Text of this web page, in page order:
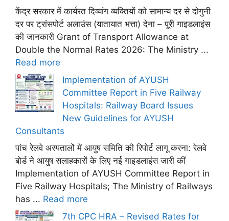
केंद्र सरकार में कार्यरत दिव्यांग व्यक्तियों को सामान्य दर से दोगुनी
दर पर ट्रांसपोर्ट अलाउंस (यातायात भत्ता) देना – पूरी गाइडलाइंस
की जानकारी Grant of Transport Allowance at
Double the Normal Rates 2026: The Ministry ...
Read more
Implementation of AYUSH
Committee Report in Five Railway
Hospitals: Railway Board Issues
New Guidelines for AYUSH
Consultants
पांच रेलवे अस्पतालों में आयुष समिति की रिपोर्ट लागू करना: रेलवे
बोर्ड ने आयुष सलाहकारों के लिए नई गाइडलाइंस जारी कीं
Implementation of AYUSH Committee Report in
Five Railway Hospitals; The Ministry of Railways
has ... Read more
7th CPC HRA – Revised Rates for